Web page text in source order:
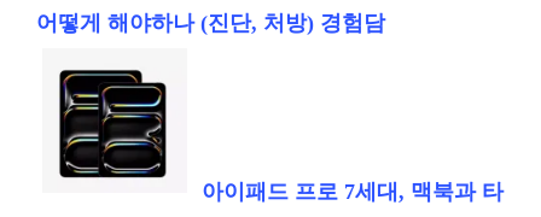
어떻게 해야하나 (진단, 처방) 경험담
아이패드 프로 7세대, 맥북과 타